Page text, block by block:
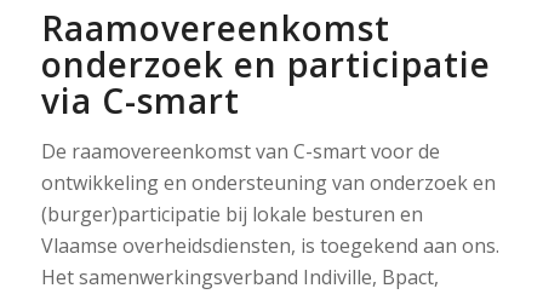
Raamovereenkomst
onderzoek en participatie
via C-smart
De raamovereenkomst van C-smart voor de
ontwikkeling en ondersteuning van onderzoek en
(burger)participatie bij lokale besturen en
Vlaamse overheidsdiensten, is toegekend aan ons.
Het samenwerkingsverband Indiville, Bpact,